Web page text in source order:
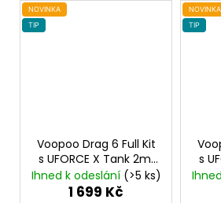
NOVINKA
TIP
Voopoo Drag 6 Full Kit
s UFORCE X Tank 2ml
Silver4400mAh
Ihned k odeslání (>5 ks)
1 699 Kč
NOVINKA
TIP
s